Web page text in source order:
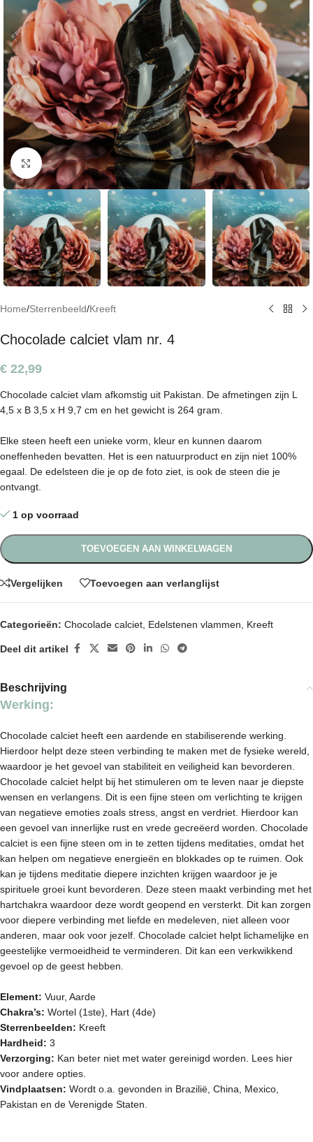
Klik om te vergroten
Home/Sterrenbeeld/Kreeft
Chocolade calciet vlam nr. 4
€ 22,99
Chocolade calciet vlam afkomstig uit Pakistan. De afmetingen zijn L
4,5 x B 3,5 x H 9,7 cm en het gewicht is 264 gram.
Elke steen heeft een unieke vorm, kleur en kunnen daarom
oneffenheden bevatten. Het is een natuurproduct en zijn niet 100%
egaal. De edelsteen die je op de foto ziet, is ook de steen die je
ontvangt.
1 op voorraad
TOEVOEGEN AAN WINKELWAGEN
Vergelijken Toevoegen aan verlanglijst
Categorieën: Chocolade calciet, Edelstenen vlammen, Kreeft
Deel dit artikel
Beschrijving
Werking:
Chocolade calciet heeft een aardende en stabiliserende werking.
Hierdoor helpt deze steen verbinding te maken met de fysieke wereld,
waardoor je het gevoel van stabiliteit en veiligheid kan bevorderen.
Chocolade calciet helpt bij het stimuleren om te leven naar je diepste
wensen en verlangens. Dit is een fijne steen om verlichting te krijgen
van negatieve emoties zoals stress, angst en verdriet. Hierdoor kan
een gevoel van innerlijke rust en vrede gecreëerd worden. Chocolade
calciet is een fijne steen om in te zetten tijdens meditaties, omdat het
kan helpen om negatieve energieën en blokkades op te ruimen. Ook
kan je tijdens meditatie diepere inzichten krijgen waardoor je je
spirituele groei kunt bevorderen. Deze steen maakt verbinding met het
hartchakra waardoor deze wordt geopend en versterkt. Dit kan zorgen
voor diepere verbinding met liefde en medeleven, niet alleen voor
anderen, maar ook voor jezelf. Chocolade calciet helpt lichamelijke en
geestelijke vermoeidheid te verminderen. Dit kan een verkwikkend
gevoel op de geest hebben.
Element: Vuur, Aarde
Chakra’s: Wortel (1ste), Hart (4de)
Sterrenbeelden: Kreeft
Hardheid: 3
Verzorging: Kan beter niet met water gereinigd worden. Lees hier
voor andere opties.
Vindplaatsen: Wordt o.a. gevonden in Brazilië, China, Mexico,
Pakistan en de Verenigde Staten.